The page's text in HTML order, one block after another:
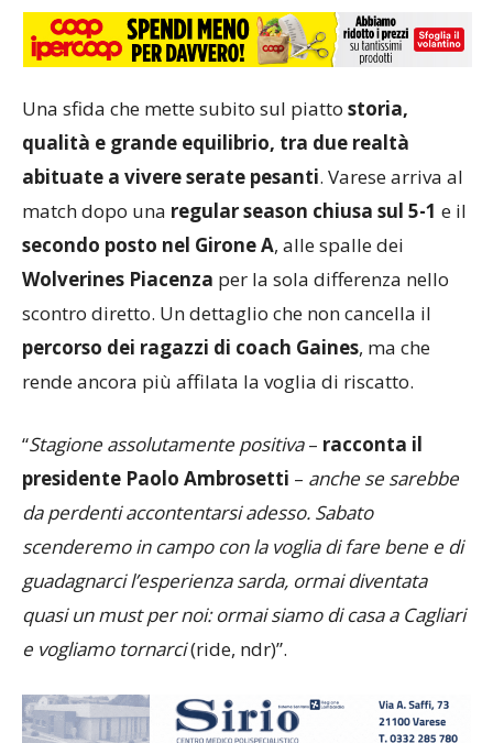
Una sfida che mette subito sul piatto storia,
qualità e grande equilibrio, tra due realtà
abituate a vivere serate pesanti. Varese arriva al
match dopo una regular season chiusa sul 5-1 e il
secondo posto nel Girone A, alle spalle dei
Wolverines Piacenza per la sola differenza nello
scontro diretto. Un dettaglio che non cancella il
percorso dei ragazzi di coach Gaines, ma che
rende ancora più affilata la voglia di riscatto.
“Stagione assolutamente positiva– racconta il
presidente Paolo Ambrosetti – anche se sarebbe
da perdenti accontentarsi adesso. Sabato
scenderemo in campo con la voglia di fare bene e di
guadagnarci l’esperienza sarda, ormai diventata
quasi un must per noi: ormai siamo di casa a Cagliari
e vogliamo tornarci(ride, ndr)”.